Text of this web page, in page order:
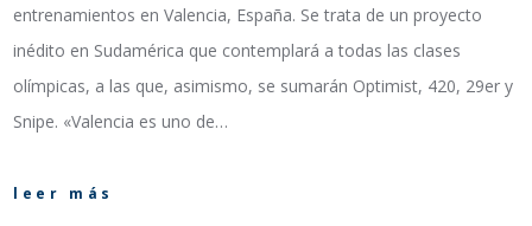
entrenamientos en Valencia, España. Se trata de un proyecto
inédito en Sudamérica que contemplará a todas las clases
olímpicas, a las que, asimismo, se sumarán Optimist, 420, 29er y
Snipe. «Valencia es uno de…
leer más